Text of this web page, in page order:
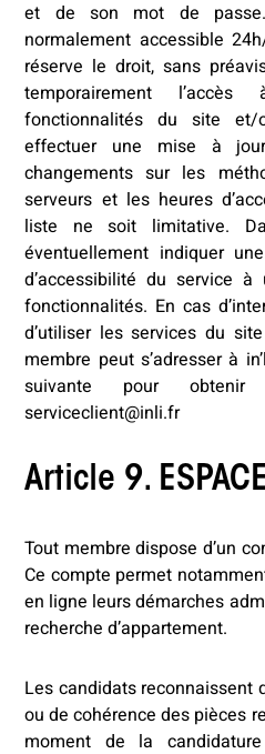
et de son mot de passe.
normalement accessible
réserve le droit, sans
temporairement
fonctionnalités du site et/
effectuer une mise à
changements sur les
serveurs et les heures
liste ne soit limitative.
éventuellement indiquer
d’accessibilité du service
fonctionnalités. En cas
d’utiliser les services du
membre peut s’adresser à
suivante pour
serviceclient@inli.fr
Article 9.
Tout membre dispose d’un
Ce compte permet
en ligne leurs démarches
recherche d’appartement.
Les candidats reconnaissent
ou de cohérence des pièces
moment de la